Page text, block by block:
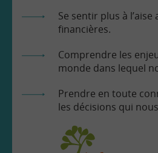
Se sentir plus à
financières.
Comprendre les
monde dans lequel
Prendre en toute
les décisions qui